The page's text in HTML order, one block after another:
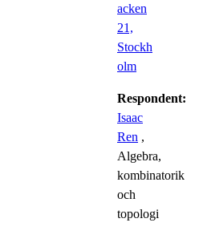
acken
21,
Stockh
olm
Respondent:
Isaac
Ren ,
Algebra,
kombinatorik
och
topologi